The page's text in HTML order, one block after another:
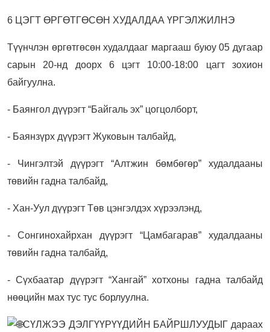
6 ЦЭГТ ӨРГӨТГӨСӨН ХУДАЛДАА ҮРГЭЛЖИЛНЭ
Түүнчлэн өргөтгөсөн худалдааг маргааш буюу 05 дугаар
сарын 20-нд доорх 6 цэгт 10:00-18:00 цагт зохион
байгуулна.
- Баянгол дүүрэгт “Байгаль эх” цогцолборт,
- Баянзүрх дүүрэгт Жуковын талбайд,
- Чингэлтэй дүүрэгт “Алтжин бөмбөгөр” худалдааны
төвийн гадна талбайд,
- Хан-Уул дүүрэгт Төв цэнгэлдэх хүрээлэнд,
- Сонгинохайрхан дүүрэгт “Цамбагарав” худалдааны
төвийн гадна талбайд,
- Сүхбаатар дүүрэгт “Хангай” хотхоны гадна талбайд
нөөцийн мах тус тус борлуулна.
СҮЛЖЭЭ ДЭЛГҮҮРҮҮДИЙН БАЙРШЛУУДЫГ дараах